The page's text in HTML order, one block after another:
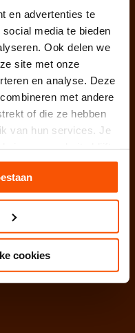
en advertenties te
media te bieden
Ook delen we
site met onze
en analyse. Deze
met andere
of die ze hebben
van hun services. Je
cookies
je altijd een
met ons opnemen.